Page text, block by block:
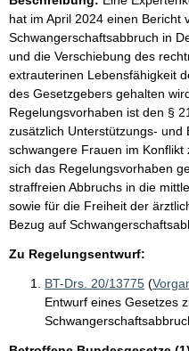
hat im April 2024 einen
Schwangerschaftsabbruch in
und die Verschiebung des
extrauterinen Lebensfähigkeit
des Gesetzgebers gehalten
Regelungsvorhaben ist den §
zusätzlich Unterstützungs- und
schwangere Frauen im
sich das Regelungsvorhaben
straffreien Abbruchs in die
sowie für die Freiheit der
Bezug auf
Zu Regelungsentwurf:
BT-Drs. 20/13775 (
Entwurf eines Gesetzes